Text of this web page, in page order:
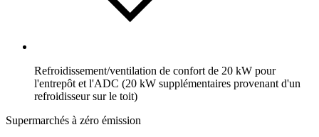
Refroidissement/ventilation de confort de 20 kW pour
l'entrepôt et l'ADC (20 kW supplémentaires provenant d'un
refroidisseur sur le toit)
Supermarchés à zéro émission